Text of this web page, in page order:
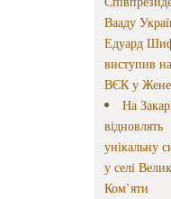
Вааду
Едуард
виступив на
ВЄК у
На
відновлять
унікальну
у селі
Ком’яти